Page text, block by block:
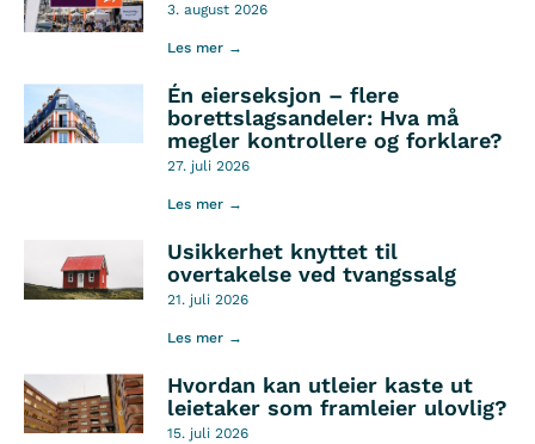
3. august 2026
Les mer →
Én eierseksjon – flere
borettslagsandeler: Hva må
megler kontrollere og forklare?
27. juli 2026
Les mer →
Usikkerhet knyttet til
overtakelse ved tvangssalg
21. juli 2026
Les mer →
Hvordan kan utleier kaste ut
leietaker som framleier ulovlig?
15. juli 2026